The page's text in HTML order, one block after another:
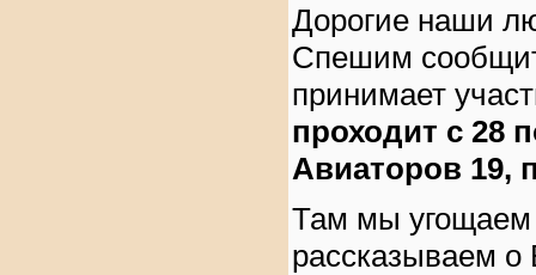
Дорогие наши
Спешим
принимает
проходит с 28
Авиаторов 19,
Там мы
рассказываем